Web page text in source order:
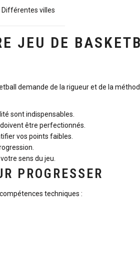
Différentes villes
JEU DE
demande de la rigueur et de la
sont indispensables.
être perfectionnés.
vos points faibles.
sens du jeu.
PROGRESSER
techniques :